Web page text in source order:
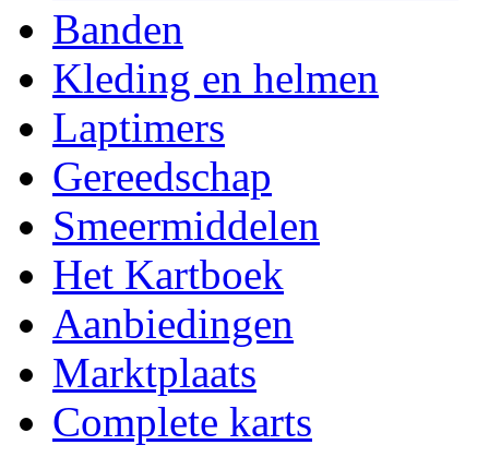
Banden
Kleding en helmen
Laptimers
Gereedschap
Smeermiddelen
Het Kartboek
Aanbiedingen
Marktplaats
Complete karts